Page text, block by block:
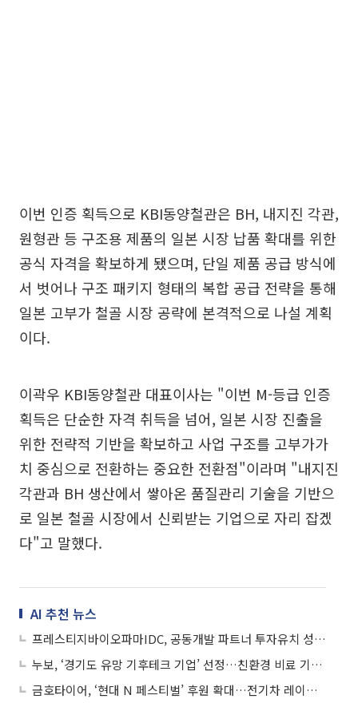
이번 인증 획득으로 KBI동양철관은 BH, 내지진 각관,
원형관 등 구조용 제품의 일본 시장 납품 확대를 위한
공식 자격을 확보하게 됐으며, 단일 제품 공급 방식에
서 벗어나 구조 패키지 형태의 복합 공급 전략을 통해
일본 고부가 철골 시장 공략에 본격적으로 나설 계획
이다.
이곽우 KBI동양철관 대표이사는 "이번 M-등급 인증
획득은 단순한 자격 취득을 넘어, 일본 시장 진출을
위한 전략적 기반을 확보하고 사업 구조를 고부가가
치 중심으로 전환하는 중요한 전환점"이라며 "내지진
각관과 BH 생산에서 쌓아온 품질관리 기술을 기반으
로 일본 철골 시장에서 신뢰받는 기업으로 자리 잡겠
다"고 말했다.
AI 추천 뉴스
프레스티지바이오파마IDC, 공동개발 파트너 투자유치 성공…기술력 입증
누보, ‘경기도 유망 기후테크 기업’ 선정…친환경 비료 기술력 입증
금호타이어, ‘현대 N 페스티벌’ 후원 확대…전기차 레이싱 타이어 기술력 강화